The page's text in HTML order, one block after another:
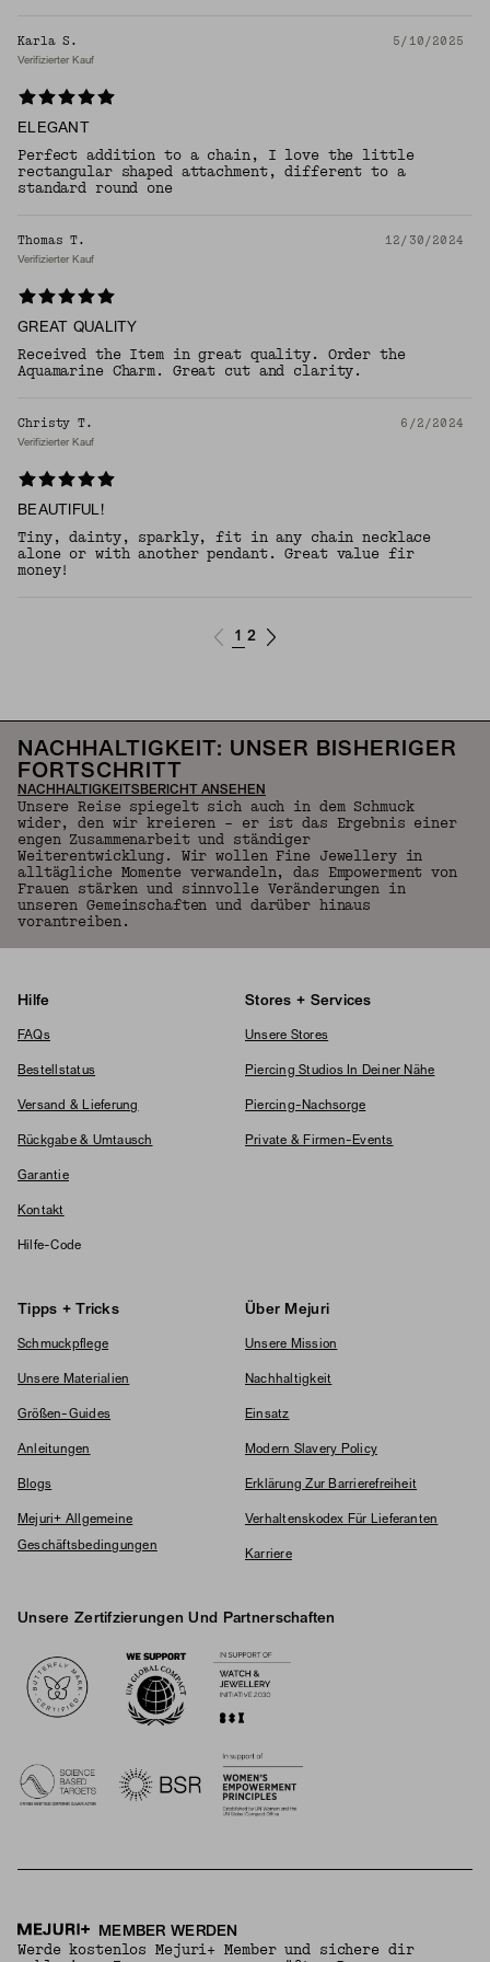
Karla S. 5/10/2025
Verifizierter Kauf
ELEGANT
Perfect addition to a chain, I love the little
rectangular shaped attachment, different to a
standard round one
Thomas T. 12/30/2024
Verifizierter Kauf
GREAT QUALITY
Received the Item in great quality. Order the
Aquamarine Charm. Great cut and clarity.
Christy T. 6/2/2024
Verifizierter Kauf
BEAUTIFUL!
Tiny, dainty, sparkly, fit in any chain necklace
alone or with another pendant. Great value fir
money!
1 2
NACHHALTIGKEIT: UNSER BISHERIGER
FORTSCHRITT
NACHHALTIGKEITSBERICHT ANSEHEN
Unsere Reise spiegelt sich auch in dem Schmuck
wider, den wir kreieren – er ist das Ergebnis einer
engen Zusammenarbeit und ständiger
Weiterentwicklung. Wir wollen Fine Jewellery in
alltägliche Momente verwandeln, das Empowerment von
Frauen stärken und sinnvolle Veränderungen in
unseren Gemeinschaften und darüber hinaus
vorantreiben.
Hilfe
FAQs
Bestellstatus
Versand & Lieferung
Rückgabe & Umtausch
Garantie
Kontakt
Hilfe-Code
Stores + Services
Unsere Stores
Piercing Studios In Deiner Nähe
Piercing-Nachsorge
Private & Firmen-Events
Tipps + Tricks
Schmuckpflege
Unsere Materialien
Größen-Guides
Anleitungen
Blogs
Mejuri+ Allgemeine
Geschäftsbedingungen
Über Mejuri
Unsere Mission
Nachhaltigkeit
Einsatz
Modern Slavery Policy
Erklärung Zur Barrierefreiheit
Verhaltenskodex Für Lieferanten
Karriere
Unsere Zertifzierungen Und Partnerschaften
MEMBER WERDEN
Werde kostenlos Mejuri+ Member und sichere dir